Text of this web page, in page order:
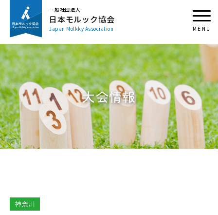
一般社団法人
日本モルック協会
Japan Mölkky Association
大会情報
神奈川